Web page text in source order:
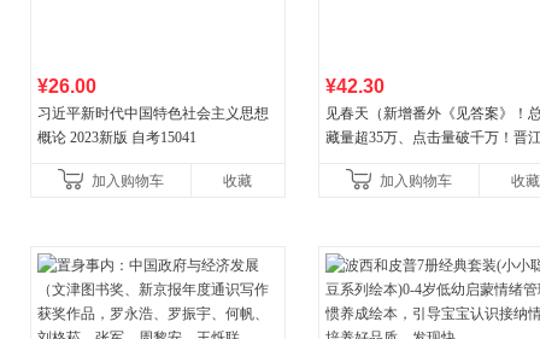
¥26.00
习近平新时代中国特色社会主义思想
概论 2023新版 自考15041
加入购物车 收藏
¥42.30
见春天（新增番外《见答案》！
藏量超35万、点击量破千万！晋
加入购物车
收藏